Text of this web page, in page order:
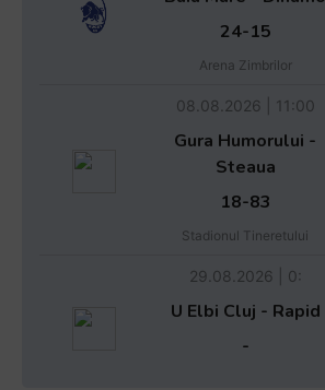
24-15
Arena Zimbrilor
08.08.2026 | 11:00
Gura Humorului -
Steaua
18-83
Stadionul Tineretului
29.08.2026 | 0:
U Elbi Cluj - Rapid
-